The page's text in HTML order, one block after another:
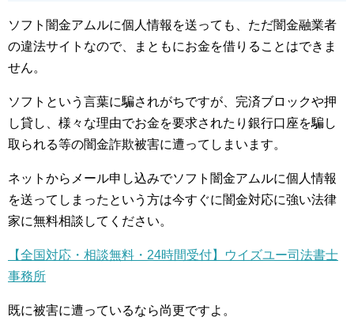
ソフト闇金アムルに個人情報を送っても、ただ闇金融業者
の違法サイトなので、まともにお金を借りることはできま
せん。
ソフトという言葉に騙されがちですが、完済ブロックや押
し貸し、様々な理由でお金を要求されたり銀行口座を騙し
取られる等の闇金詐欺被害に遭ってしまいます。
ネットからメール申し込みでソフト闇金アムルに個人情報
を送ってしまったという方は今すぐに闇金対応に強い法律
家に無料相談してください。
【全国対応・相談無料・24時間受付】ウイズユー司法書士
事務所
既に被害に遭っているなら尚更ですよ。